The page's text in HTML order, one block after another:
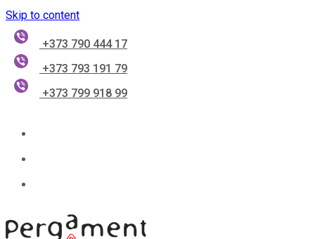
Skip to content
+373 790 444 17
+373 793 191 79
+373 799 918 99